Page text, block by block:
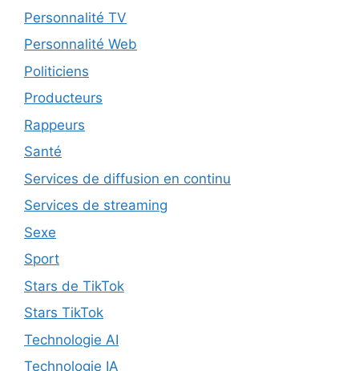
Personnalité TV
Personnalité Web
Politiciens
Producteurs
Rappeurs
Santé
Services de diffusion en continu
Services de streaming
Sexe
Sport
Stars de TikTok
Stars TikTok
Technologie AI
Technologie IA